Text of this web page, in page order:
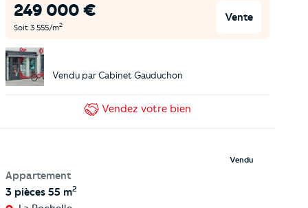
249 000 €
Soit 3 555/m2
Vente
Vendu parCabinet Gauduchon
Vendez votre bien
Appartement
3 pièces 55 m2
Vendu